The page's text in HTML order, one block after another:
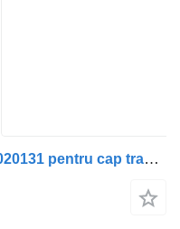
Unitate de control Bosch 0281020131 pentru cap tractor MAN